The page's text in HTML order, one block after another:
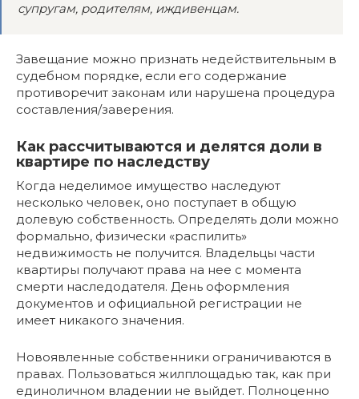
супругам, родителям, иждивенцам.
Завещание можно признать недействительным в
судебном порядке, если его содержание
противоречит законам или нарушена процедура
составления/заверения.
Как рассчитываются и делятся доли в
квартире по наследству
Когда неделимое имущество наследуют
несколько человек, оно поступает в общую
долевую собственность. Определять доли можно
формально, физически «распилить»
недвижимость не получится. Владельцы части
квартиры получают права на нее с момента
смерти наследодателя. День оформления
документов и официальной регистрации не
имеет никакого значения.
Новоявленные собственники ограничиваются в
правах. Пользоваться жилплощадью так, как при
единоличном владении не выйдет. Полноценно